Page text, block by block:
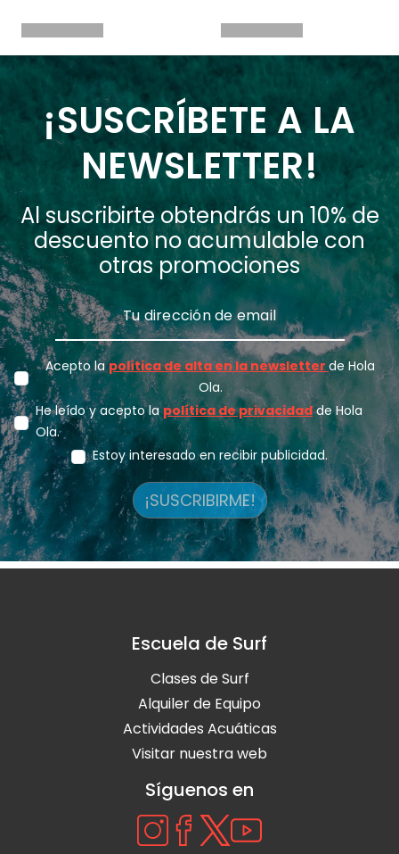
¡SUSCRÍBETE A LA
NEWSLETTER!
Al suscribirte obtendrás un 10% de
descuento no acumulable con
otras promociones
Acepto lapolítica de alta en la newsletter de Hola
Ola.
He leído y acepto lapolítica de privacidadde Hola
Ola.
Estoy interesado en recibir publicidad.
¡SUSCRIBIRME!
Escuela de Surf
Clases de Surf
Alquiler de Equipo
Actividades Acuáticas
Visitar nuestra web
Síguenos en